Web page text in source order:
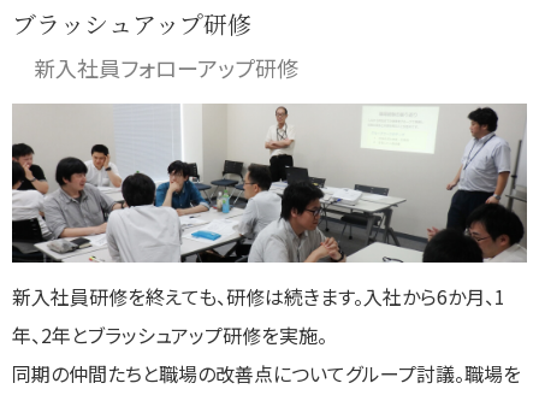
ブラッシュアップ研修
新入社員フォローアップ研修
新入社員研修を終えても、研修は続きます。入社から6か月、1
年、2年とブラッシュアップ研修を実施。
同期の仲間たちと職場の改善点についてグループ討議。職場を